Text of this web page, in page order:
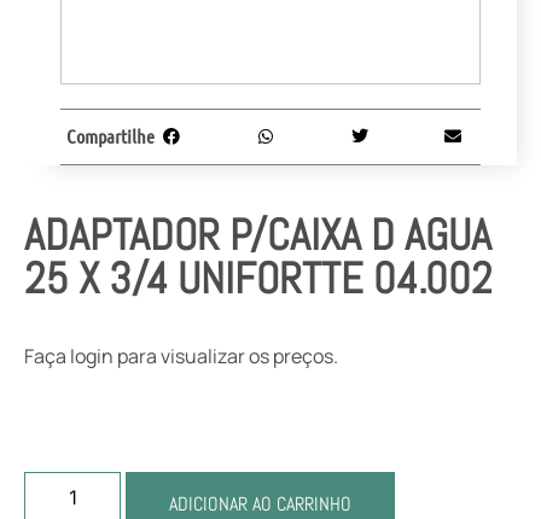
ADAPTADOR P/CAIXA D AGUA
25 X 3/4 UNIFORTTE 04.002
Faça login para visualizar os preços.
ADICIONAR AO CARRINHO
Compartilhe